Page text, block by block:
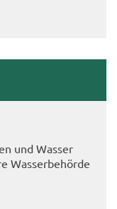
und Was­ser
Was­ser­be­hör­de